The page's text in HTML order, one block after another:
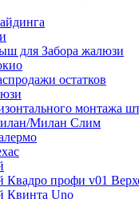
для Забора жалюзи
остатков
монтажа
Милан Слим
Квадро профи v01
Квинта Uno